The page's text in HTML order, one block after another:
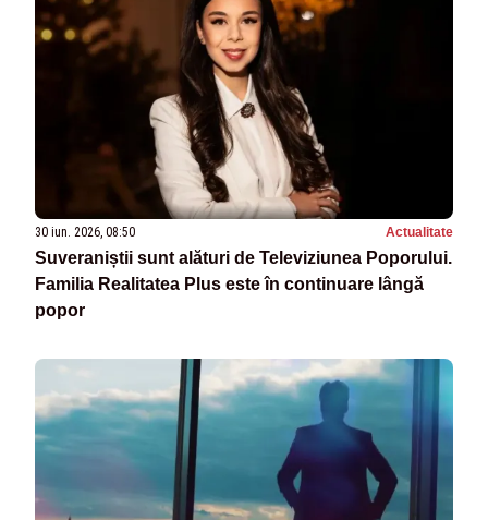
30 iun. 2026, 08:50 Actualitate
Suveraniștii sunt alături de Televiziunea Poporului.
Familia Realitatea Plus este în continuare lângă
popor